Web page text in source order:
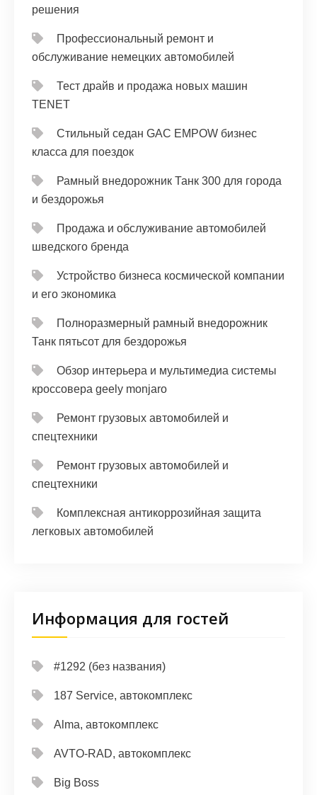
решения
Профессиональный ремонт и
обслуживание немецких автомобилей
Тест драйв и продажа новых машин
TENET
Стильный седан GAC EMPOW бизнес
класса для поездок
Рамный внедорожник Танк 300 для города
и бездорожья
Продажа и обслуживание автомобилей
шведского бренда
Устройство бизнеса космической компании
и его экономика
Полноразмерный рамный внедорожник
Танк пятьсот для бездорожья
Обзор интерьера и мультимедиа системы
кроссовера geely monjaro
Ремонт грузовых автомобилей и
спецтехники
Ремонт грузовых автомобилей и
спецтехники
Комплексная антикоррозийная защита
легковых автомобилей
Информация для гостей
#1292 (без названия)
187 Service, автокомплекс
Alma, автокомплекс
AVTO-RAD, автокомплекс
Big Boss